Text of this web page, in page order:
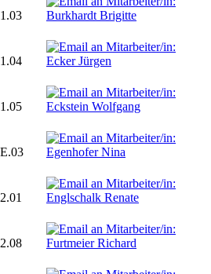
1.03
1.04
1.05
E.03
2.01
2.08